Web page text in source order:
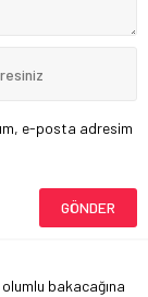
e-posta adresim
bakacağına